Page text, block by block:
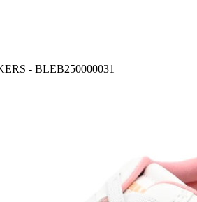
- BLEB250000031